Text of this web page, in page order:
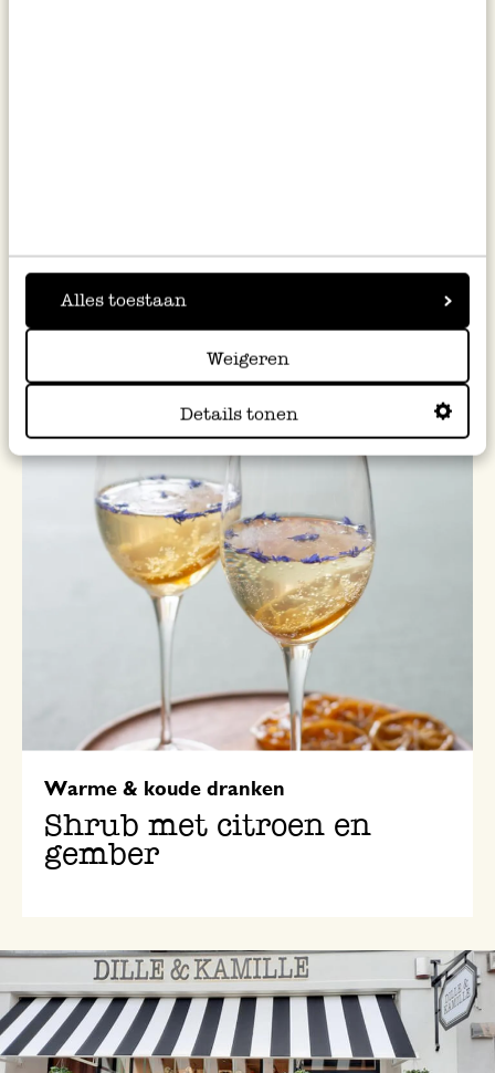
Alles toestaan
Weigeren
Details tonen
Warme & koude dranken
Hibiscus-cranberry
mocktail
Warme & koude dranken
Shrub met citroen en
gember